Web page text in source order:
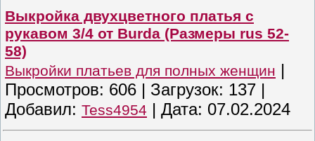
Выкройка двухцветного платья с
рукавом 3/4 от Burda (Размеры rus 52-
58)
Выкройки платьев для полных женщин |
Просмотров: 606 | Загрузок: 137 |
Добавил: Tess4954 | Дата: 07.02.2024